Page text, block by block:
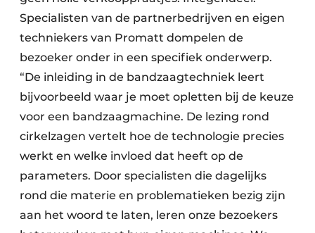
Specialisten van de partnerbedrijven en eigen
techniekers van Promatt dompelen de
bezoeker onder in een specifiek onderwerp.
“De inleiding in de bandzaagtechniek leert
bijvoorbeeld waar je moet opletten bij de keuze
voor een bandzaagmachine. De lezing rond
cirkelzagen vertelt hoe de technologie precies
werkt en welke invloed dat heeft op de
parameters. Door specialisten die dagelijks
rond die materie en problematieken bezig zijn
aan het woord te laten, leren onze bezoekers